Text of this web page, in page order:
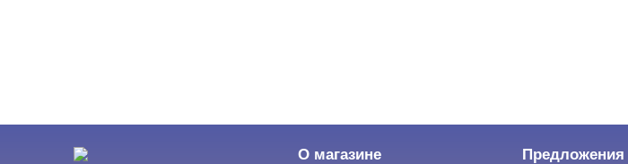
О магазине Предложения